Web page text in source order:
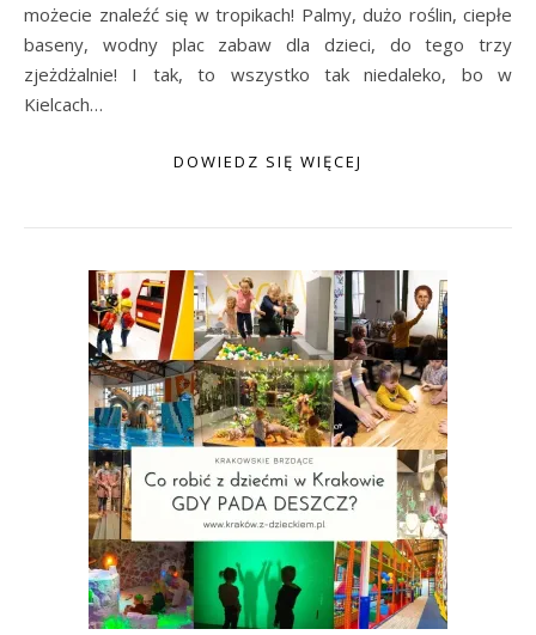
możecie znaleźć się w tropikach! Palmy, dużo roślin, ciepłe
baseny, wodny plac zabaw dla dzieci, do tego trzy
zjeżdżalnie! I tak, to wszystko tak niedaleko, bo w
Kielcach…
DOWIEDZ SIĘ WIĘCEJ